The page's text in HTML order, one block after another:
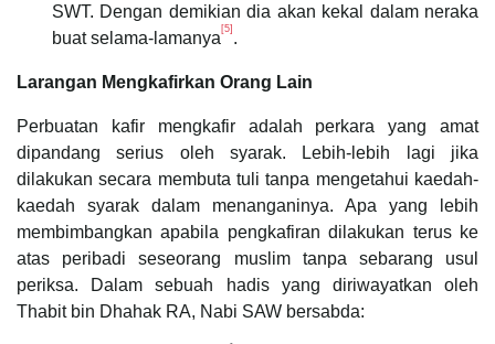
SWT. Dengan demikian dia akan kekal dalam neraka
buat selama-lamanya [5] .
Larangan Mengkafirkan Orang Lain
Perbuatan kafir mengkafir adalah perkara yang amat
dipandang serius oleh syarak. Lebih-lebih lagi jika
dilakukan secara membuta tuli tanpa mengetahui kaedah-
kaedah syarak dalam menanganinya. Apa yang lebih
membimbangkan apabila pengkafiran dilakukan terus ke
atas peribadi seseorang muslim tanpa sebarang usul
periksa. Dalam sebuah hadis yang diriwayatkan oleh
Thabit bin Dhahak RA, Nabi SAW bersabda: